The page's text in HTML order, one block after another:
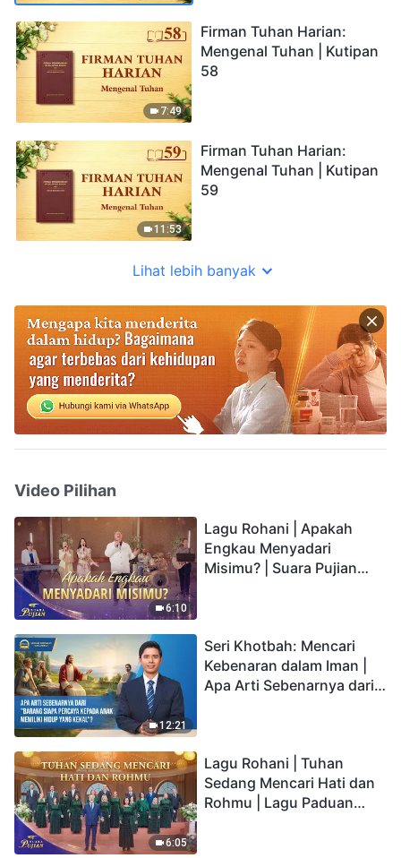
7:49
Firman Tuhan Harian:
Mengenal Tuhan | Kutipan
58
11:53
Firman Tuhan Harian:
Mengenal Tuhan | Kutipan
59
Lihat lebih banyak
Video Pilihan
6:10
Lagu Rohani | Apakah
Engkau Menyadari
Misimu? | Suara Pujian
12:21
Seri Khotbah: Mencari
Kebenaran dalam Iman |
Apa Arti Sebenarnya dari
6:05
Lagu Rohani | Tuhan
Sedang Mencari Hati dan
Rohmu | Lagu Paduan